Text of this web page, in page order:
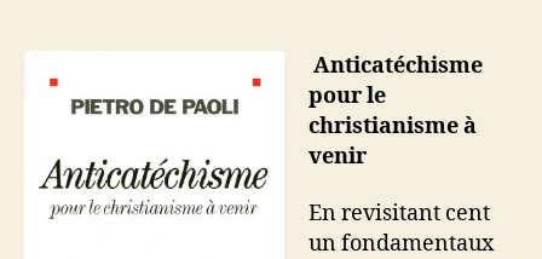
à
venir
Anticatéchisme
pour le
christianisme à
venir
En revisitant cent
un fondamentaux